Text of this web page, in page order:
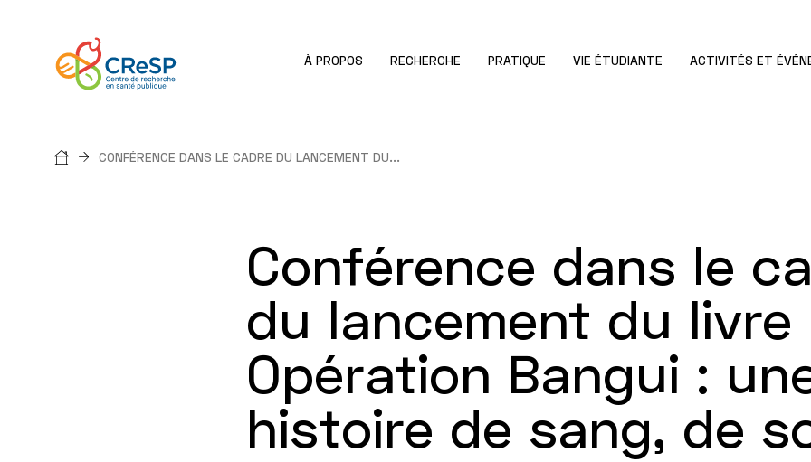
À PROPOS RECHERCHE PRATIQUE VIE ÉTUDIANTE ACTIVITÉS ET
CONFÉRENCE DANS LE CADRE DU LANCEMENT DU...
Conférence dans le
du lancement du
Opération Bangui :
histoire de sang, de